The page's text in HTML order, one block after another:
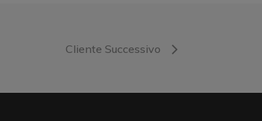
Cliente Successivo